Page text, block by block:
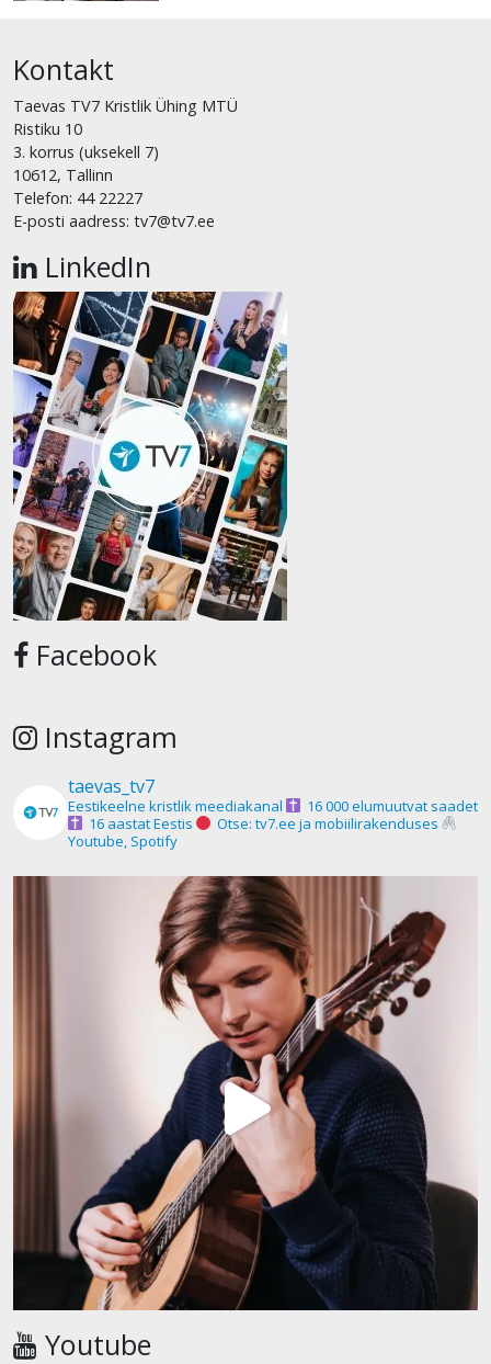
Kontakt
Taevas TV7 Kristlik Ühing MTÜ
Ristiku 10
3. korrus (uksekell 7)
10612, Tallinn
Telefon: 44 22227
E-posti aadress: tv7@tv7.ee
LinkedIn
Facebook
Instagram
taevas_tv7
Eestikeelne kristlik meediakanal
16 000 elumuutvat saadet
16 aastat Eestis
Otse: tv7.ee ja mobiilirakenduses
Youtube, Spotify
Youtube